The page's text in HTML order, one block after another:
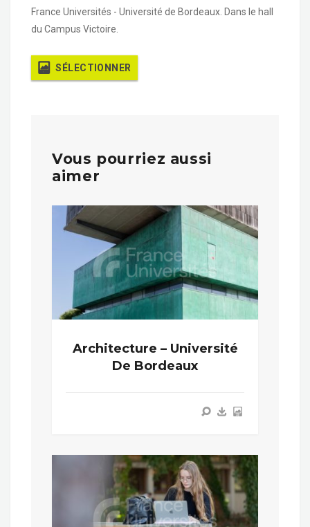
France Universités - Université de Bordeaux. Dans le hall
du Campus Victoire.
SÉLECTIONNER
Vous pourriez aussi
aimer
Architecture – Université
De Bordeaux